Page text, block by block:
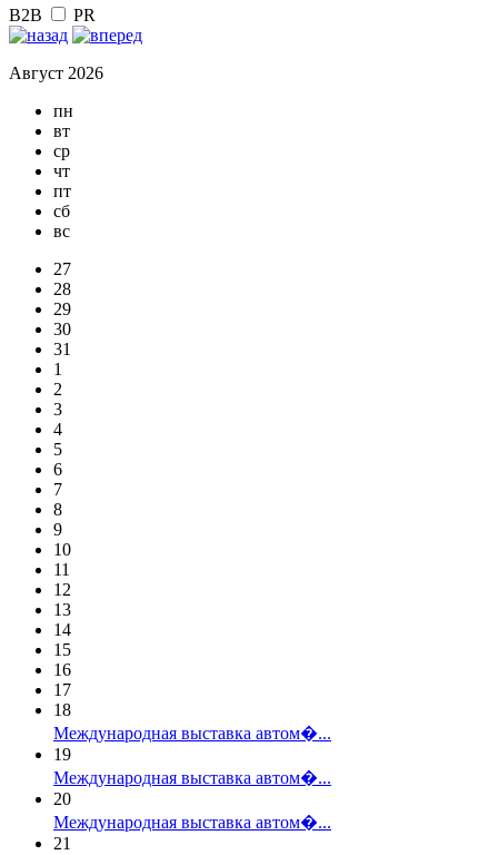
B2B PR
Август 2026
пн
вт
ср
чт
пт
сб
вс
27
28
29
30
31
1
2
3
4
5
6
7
8
9
10
11
12
13
14
15
16
17
18
Международная выставка автом�...
19
Международная выставка автом�...
20
Международная выставка автом�...
21